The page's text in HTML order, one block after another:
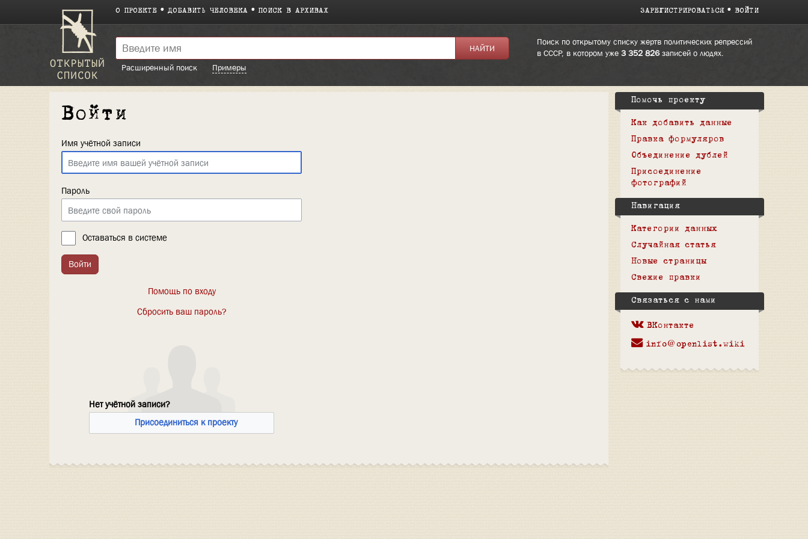
О ПРОЕКТЕ ДОБАВИТЬ ЧЕЛОВЕКА ПОИСК В АРХИВАХ ЗАРЕГИСТРИРОВАТЬСЯ ВОЙТИ
Поиск по открытому списку жертв политических репрессий
в СССР, в котором уже 3 352 826записей о людях.
Расширенный поиск
Примеры
Войти
Имя учётной записи
Пароль
Оставаться в системе
Войти
Помощь по входу
Сбросить ваш пароль?
Нет учётной записи?
Присоединиться к проекту
Помочь проекту
Как добавить данные
Правка формуляров
Объединение дублей
Присоединение
фотографий
Навигация
Категории данных
Случайная статья
Новые страницы
Свежие правки
Связаться с нами
ВКонтакте
info@openlist.wiki